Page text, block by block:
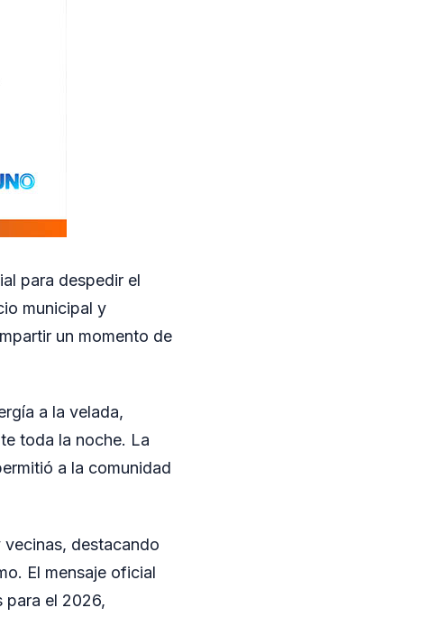
para despedir el
municipal y
un momento de
a la velada,
toda la noche. La
a la comunidad
destacando
El mensaje oficial
para el 2026,